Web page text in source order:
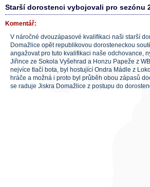
Starší dorostenci vybojovali pro sezónu
Komentář:
V náročné dvouzápasové kvalifikaci naši starší
Domažlice opět republikovou dorosteneckou
angažovat pro tuto kvalifikaci naše odchovance,
Jiřince ze Sokola Vyšehrad a Honzu Papeže z
nejvíce tlačí bota, byl hostující Ondra Mádle z
hráče a možná i proto byl průběh obou zápasů
se raduje Jiskra Domažlice z postupu do